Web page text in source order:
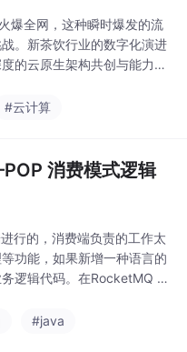
爆全网，这种瞬时爆发的流
。新茶饮行业的数字化演进
的云原生架构共创与能力共
新茶饮行业，每一次刷屏级
#云计算
消费模式逻辑
行的，消费端负责的工作太
功能，如果新增一种语言的
逻辑代码。在RocketMQ 5.
得轻量级，并且5.0之后支持
#java